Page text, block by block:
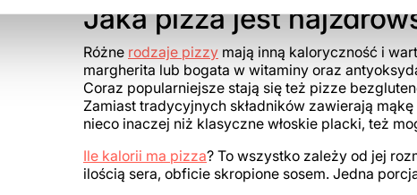
Jaka pizza jest
Różne rodzaje pizzy mają inną kaloryczność i
margherita lub bogata w witaminy oraz
Coraz popularniejsze stają się też pizze
Zamiast tradycyjnych składników zawierają
nieco inaczej niż klasyczne włoskie placki, też
Ile kalorii ma pizza? To wszystko zależy od jej
ilością sera, obficie skropione sosem. Jedna